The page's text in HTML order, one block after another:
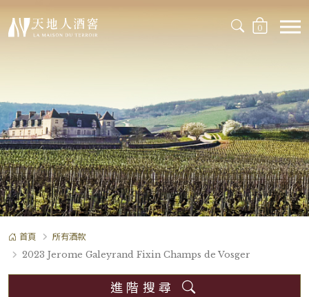
0
首頁
所有酒款
2023 Jerome Galeyrand Fixin Champs de Vosger
進階搜尋